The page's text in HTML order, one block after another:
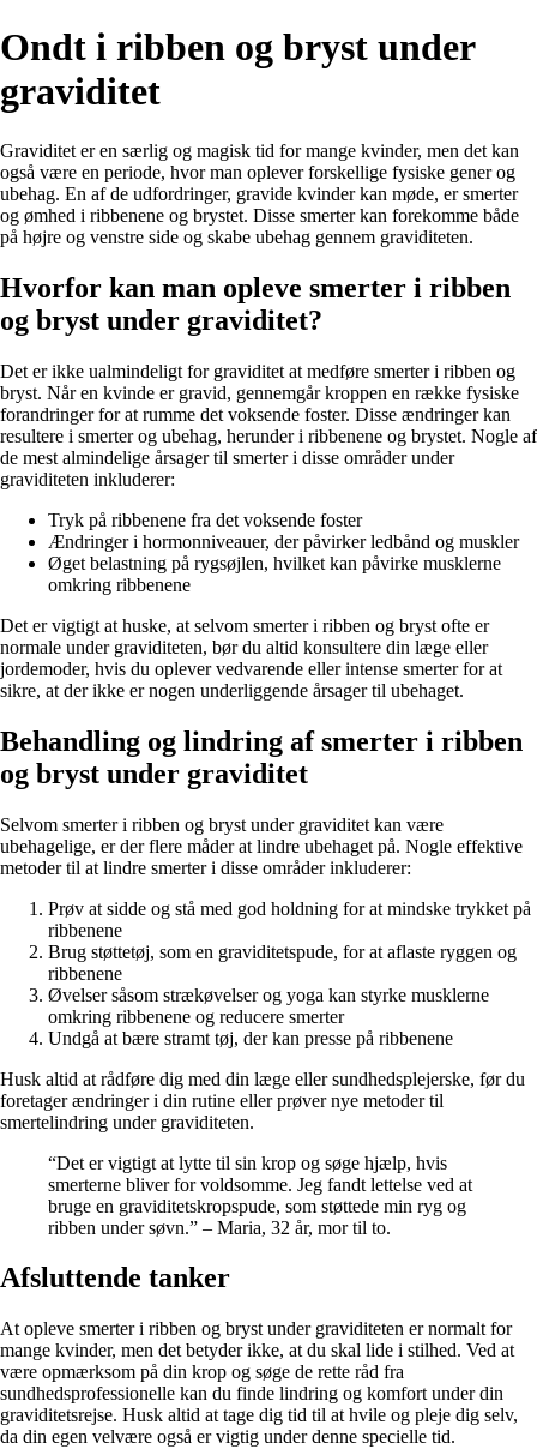
Ondt i ribben og bryst under
graviditet
Graviditet er en særlig og magisk tid for mange kvinder, men det kan
også være en periode, hvor man oplever forskellige fysiske gener og
ubehag. En af de udfordringer, gravide kvinder kan møde, er smerter
og ømhed i ribbenene og brystet. Disse smerter kan forekomme både
på højre og venstre side og skabe ubehag gennem graviditeten.
Hvorfor kan man opleve smerter i ribben
og bryst under graviditet?
Det er ikke ualmindeligt for graviditet at medføre smerter i ribben og
bryst. Når en kvinde er gravid, gennemgår kroppen en række fysiske
forandringer for at rumme det voksende foster. Disse ændringer kan
resultere i smerter og ubehag, herunder i ribbenene og brystet. Nogle af
de mest almindelige årsager til smerter i disse områder under
graviditeten inkluderer:
Tryk på ribbenene fra det voksende foster
Ændringer i hormonniveauer, der påvirker ledbånd og muskler
Øget belastning på rygsøjlen, hvilket kan påvirke musklerne
omkring ribbenene
Det er vigtigt at huske, at selvom smerter i ribben og bryst ofte er
normale under graviditeten, bør du altid konsultere din læge eller
jordemoder, hvis du oplever vedvarende eller intense smerter for at
sikre, at der ikke er nogen underliggende årsager til ubehaget.
Behandling og lindring af smerter i ribben
og bryst under graviditet
Selvom smerter i ribben og bryst under graviditet kan være
ubehagelige, er der flere måder at lindre ubehaget på. Nogle effektive
metoder til at lindre smerter i disse områder inkluderer:
Prøv at sidde og stå med god holdning for at mindske trykket på
ribbenene
Brug støttetøj, som en graviditetspude, for at aflaste ryggen og
ribbenene
Øvelser såsom strækøvelser og yoga kan styrke musklerne
omkring ribbenene og reducere smerter
Undgå at bære stramt tøj, der kan presse på ribbenene
Husk altid at rådføre dig med din læge eller sundhedsplejerske, før du
foretager ændringer i din rutine eller prøver nye metoder til
smertelindring under graviditeten.
“Det er vigtigt at lytte til sin krop og søge hjælp, hvis
smerterne bliver for voldsomme. Jeg fandt lettelse ved at
bruge en graviditetskropspude, som støttede min ryg og
ribben under søvn.” – Maria, 32 år, mor til to.
Afsluttende tanker
At opleve smerter i ribben og bryst under graviditeten er normalt for
mange kvinder, men det betyder ikke, at du skal lide i stilhed. Ved at
være opmærksom på din krop og søge de rette råd fra
sundhedsprofessionelle kan du finde lindring og komfort under din
graviditetsrejse. Husk altid at tage dig tid til at hvile og pleje dig selv,
da din egen velvære også er vigtig under denne specielle tid.